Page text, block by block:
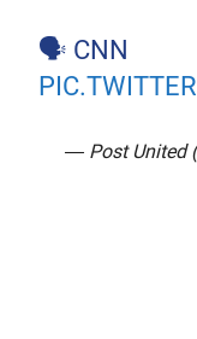
🗣️ CNN
— Post United